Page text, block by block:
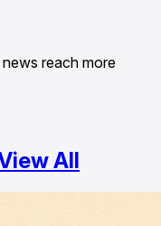
reach more
All